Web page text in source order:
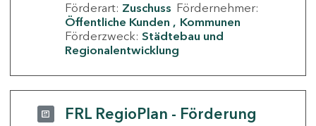
Förderart: Zuschuss Fördernehmer:
Öffentliche Kunden
Kommunen
Förderzweck: Städtebau und
Regionalentwicklung
FRL RegioPlan - Förderung